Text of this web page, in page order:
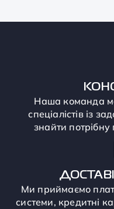
Наша команда
спеціалістів із
знайти потрібну
Ми приймаємо
системи, кредитні